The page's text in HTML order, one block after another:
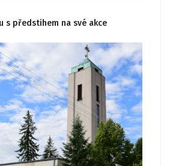
s předstihem na své akce